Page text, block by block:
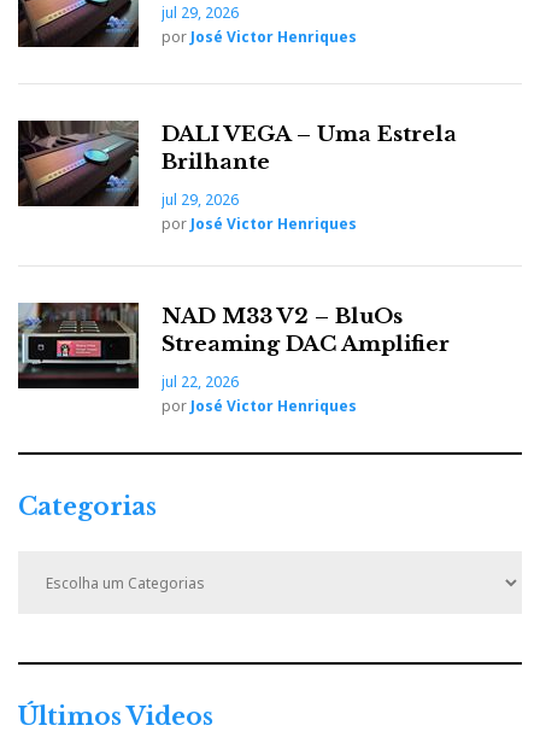
jul 29, 2026
por José Victor Henriques
DALI VEGA – Uma Estrela
Brilhante
jul 29, 2026
por José Victor Henriques
NAD M33 V2 – BluOs
Streaming DAC Amplifier
jul 22, 2026
por José Victor Henriques
Categorias
r
i
Últimos Videos